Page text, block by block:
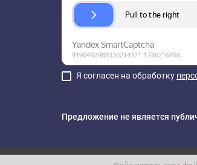
Я согласен на обработку
Предложение не является